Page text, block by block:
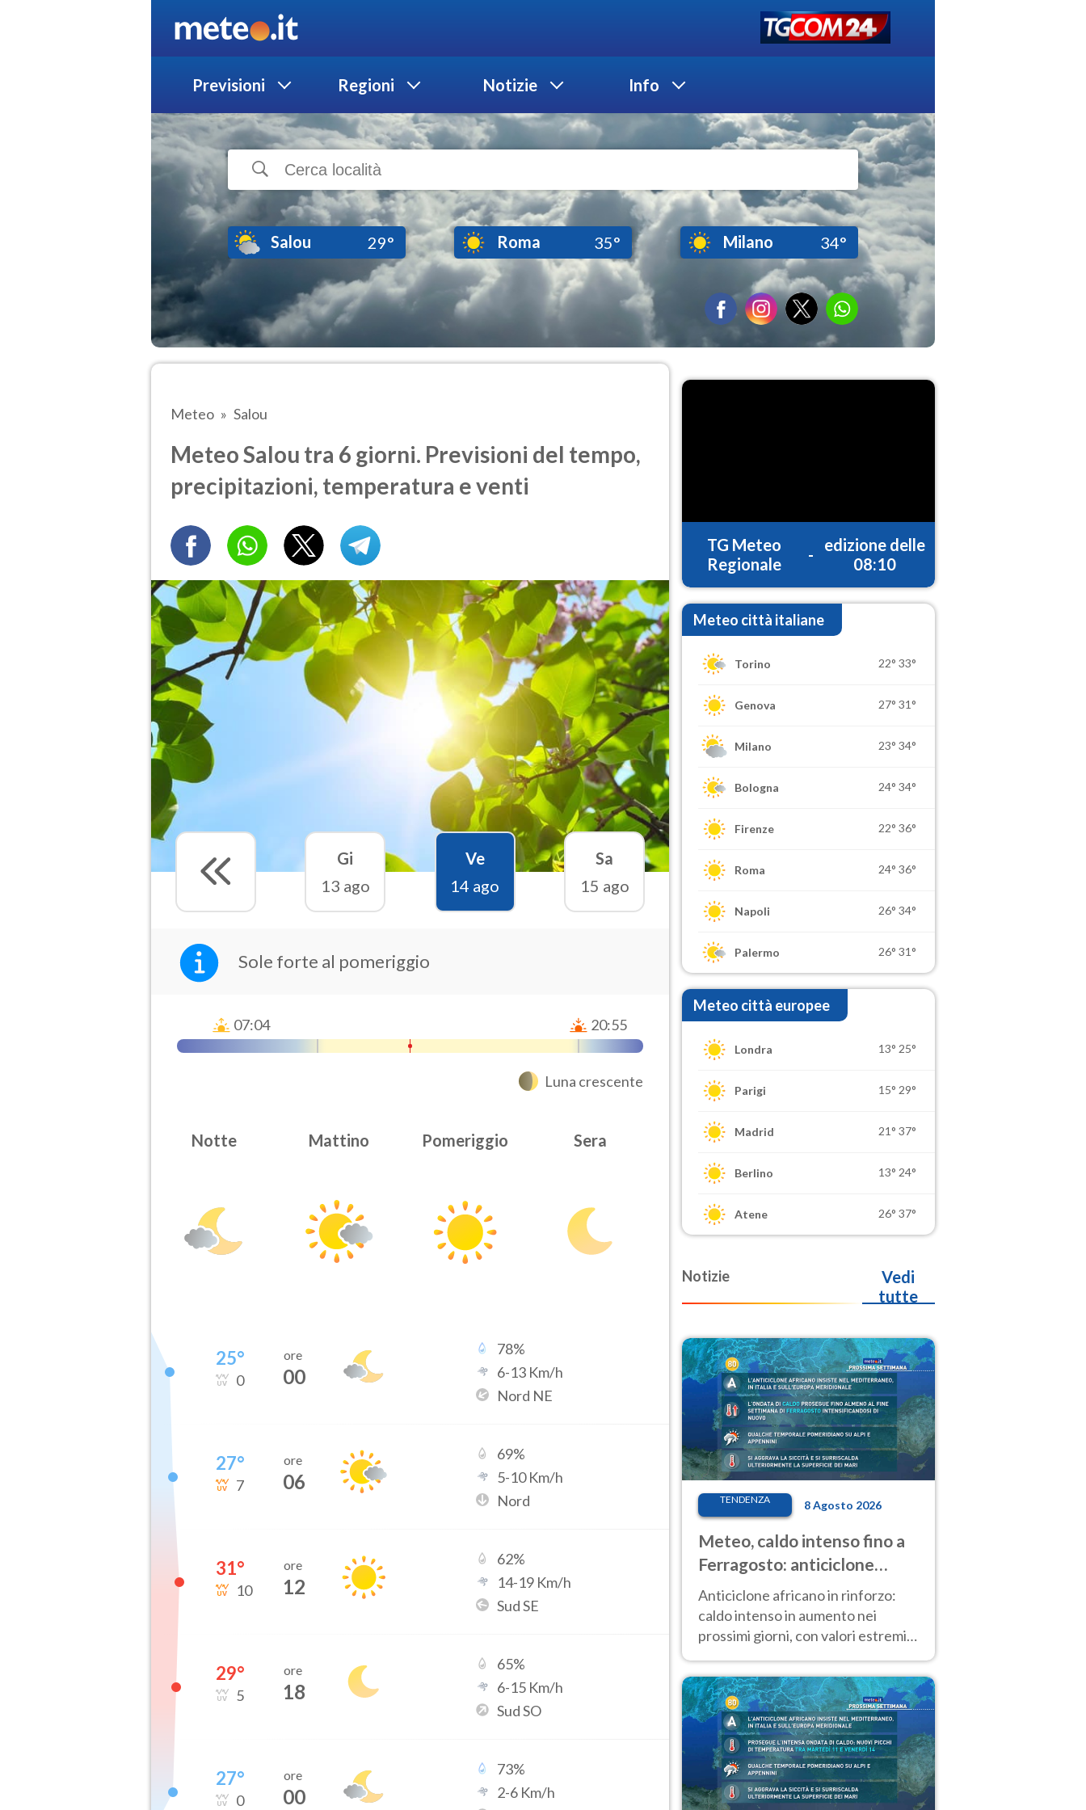
Previsioni Regioni Notizie Info
Salou 29° Roma 35° Milano 34°
Meteo Salou
Meteo Salou tra 6 giorni. Previsioni del tempo,
precipitazioni, temperatura e venti
Gi
13 ago
Ve
14 ago
Sa
15 ago
Sole forte al pomeriggio
07:04 20:55
Luna crescente
Notte Mattino Pomeriggio Sera
25°
0
ore
00
78%
6-13 Km/h
Nord NE
27°
7
ore
06
69%
5-10Km/h
Nord
31°
10
ore
12
62%
14-19 Km/h
Sud SE
29°
5
ore
18
65%
6-15 Km/h
Sud SO
27°
0
ore
00
73%
2-6 Km/h
TG Meteo
Regionale
-
edizione delle
08:10
Meteo città italiane
Torino 22° 33°
Genova 27° 31°
Milano 23° 34°
Bologna 24° 34°
Firenze 22° 36°
Roma 24° 36°
Napoli 26° 34°
Palermo 26° 31°
Meteo città europee
Londra 13° 25°
Parigi 15° 29°
Madrid 21° 37°
Berlino 13° 24°
Atene 26° 37°
Notizie
Vedi
tutte
TENDENZA 8 Agosto 2026
Meteo, caldo intenso fino a
Ferragosto: anticiclone
africano ancora
protagonista
Anticiclone africano in rinforzo:
caldo intenso in aumento nei
prossimi giorni, con valori estremi
d’Italia